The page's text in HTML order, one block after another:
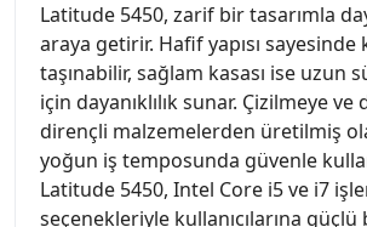
Latitude 5450, zarif bir tasarımla
araya getirir. Hafif yapısı sayesinde
taşınabilir, sağlam kasası ise uzun
için dayanıklılık sunar. Çizilmeye ve
dirençli malzemelerden üretilmiş
yoğun iş temposunda güvenle
Latitude 5450, Intel Core i5 ve i7
seçenekleriyle kullanıcılarına